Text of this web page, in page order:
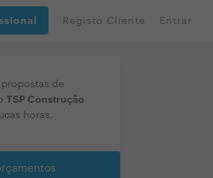
Registo Cliente Entrar
propostas de
TSP Construção
horas.